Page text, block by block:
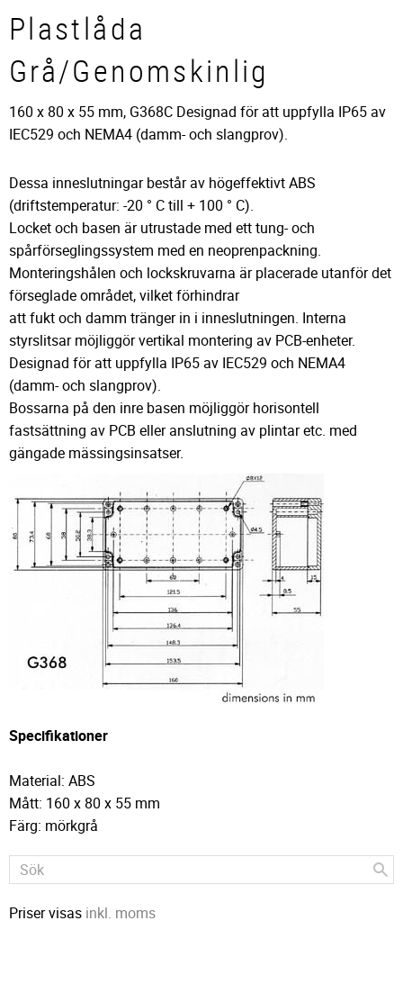
Plastlåda
Grå/Genomskinlig
160 x 80 x 55 mm, G368C Designad för att uppfylla IP65 av
IEC529 och NEMA4 (damm- och slangprov).
Dessa inneslutningar består av högeffektivt ABS
(driftstemperatur: -20 ° C till + 100 ° C).
Locket och basen är utrustade med ett tung- och
spårförseglingssystem med en neoprenpackning.
Monteringshålen och lockskruvarna är placerade utanför det
förseglade området, vilket förhindrar
att fukt och damm tränger in i inneslutningen. Interna
styrslitsar möjliggör vertikal montering av PCB-enheter.
Designad för att uppfylla IP65 av IEC529 och NEMA4
(damm- och slangprov).
Bossarna på den inre basen möjliggör horisontell
fastsättning av PCB eller anslutning av plintar etc. med
gängade mässingsinsatser.
Specifikationer
Material: ABS
Mått: 160 x 80 x 55 mm
Färg: mörkgrå
Priser visas inkl. moms